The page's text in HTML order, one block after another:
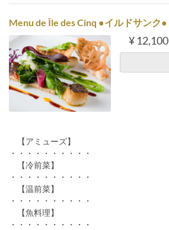
Menu de Île des Cinq ●イルドサンク●
¥ 12,100
【アミューズ】
・・・・・・・・・・
【冷前菜】
・・・・・・・・・・
【温前菜】
・・・・・・・・・・
【魚料理】
・・・・・・・・・・